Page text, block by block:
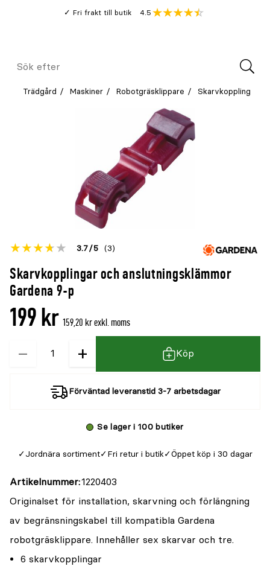
Fri frakt till butik
Genomsnitt
4.5
Meny
Sök
Trädgård Maskiner Robotgräsklippare Skarvkoppling
Skarvkopplingar och anslutningsklämmor
Gardena 9-p
Betyget
denna
av
3.7 5 (3)
Öppna
recensioner
199 kr 159,20 kr exkl. moms
−
Kvantitet + Köp
Förväntad leveranstid 3-7 arbetsdagar
Se lager i 100 butiker
Jordnära sortiment Fri retur i butik Öppet köp i 30 dagar
Artikelnummer 1220403
Originalset för installation, skarvning och förlängning
av begränsningskabel till kompatibla Gardena
robotgräsklippare. Innehåller sex skarvar och tre.
6 skarvkopplingar